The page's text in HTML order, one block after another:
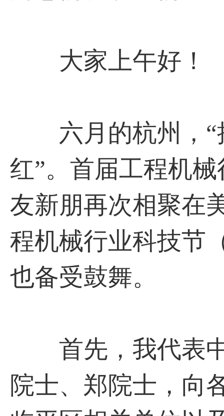
大家上午好！
六月的杭州，“
红”。首届工程机
友新朋再次相聚在
程机械行业科技节
也备受鼓舞。
首先，我代表中
院士、郑院士，向